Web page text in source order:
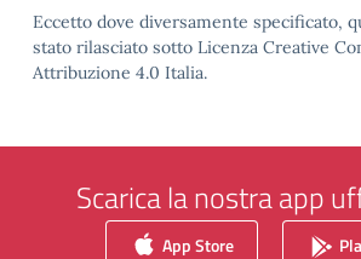
Eccetto dove diversamente specificato,
stato rilasciato sotto Licenza Creative
Attribuzione 4.0 Italia.
Scarica la nostra app
App Store